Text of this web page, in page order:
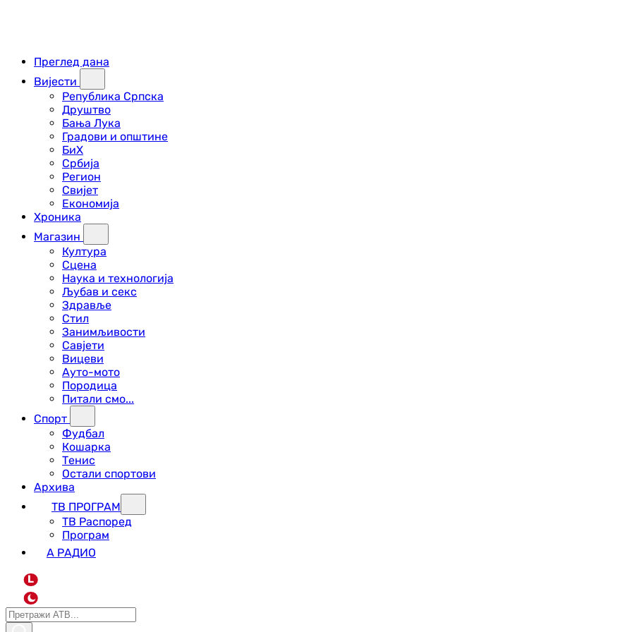
Преглед дана
Вијести
Република Српска
Друштво
Бања Лука
Градови и општине
БиХ
Србија
Регион
Свијет
Економија
Хроника
Магазин
Култура
Сцена
Наука и технологија
Љубав и секс
Здравље
Стил
Занимљивости
Савјети
Вицеви
Ауто-мото
Породица
Питали смо...
Спорт
Фудбал
Кошарка
Тенис
Остали спортови
Архива
ТВ ПРОГРАМ
ТВ Распоред
Програм
А РАДИО
L